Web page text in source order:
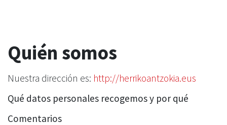
Quién somos
Nuestra dirección es: http://herrikoantzokia.eus
Qué datos personales recogemos y por qué
Comentarios